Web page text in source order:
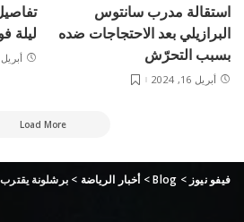
استقالة مدرب سانتوس
البرازيلي بعد الاحتجاجات ضده
بسبب التحرّش
أبريل 16, 2024
ليلة
أبريل 16, 2024
Load More
فيفو نيوز >
Blog
>أخبار الرياضة > برشلونة يقترب من